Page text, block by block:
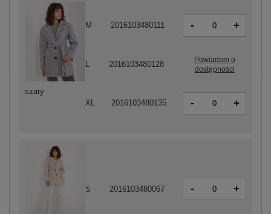
S 2016103480067 - +
szary
M 2016103480111 - +
2016103480128
Powiadom o
dostępności
XL 2016103480135 - +